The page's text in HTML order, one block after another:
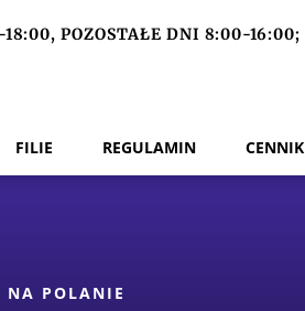
POZOSTAŁE DNI 8:00-16:00;
FILIE REGULAMIN CENNIK
NA POLANIE